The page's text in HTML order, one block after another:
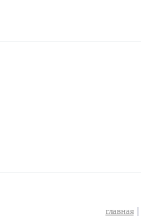
главная|